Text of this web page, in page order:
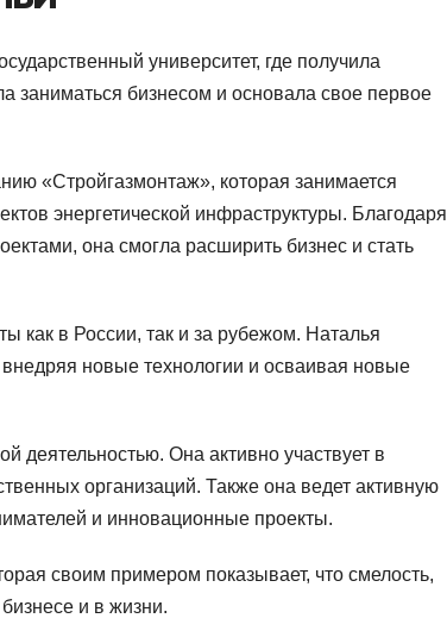
университет, где получила
заниматься бизнесом и основала свое первое
«Стройгазмонтаж», которая занимается
энергетической инфраструктуры. Благодаря
она смогла расширить бизнес и стать
как в России, так и за рубежом. Наталья
новые технологии и осваивая новые
деятельностью. Она активно участвует в
организаций. Также она ведет активную
и инновационные проекты.
своим примером показывает, что смелость,
и в жизни.